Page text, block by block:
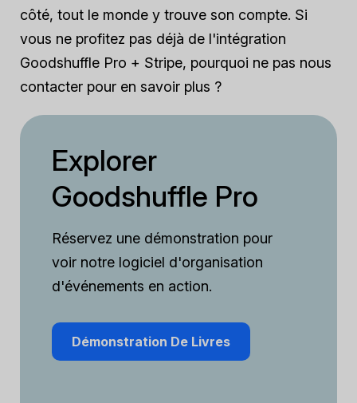
côté, tout le monde y trouve son compte. Si
vous ne profitez pas déjà de l'intégration
Goodshuffle Pro + Stripe, pourquoi ne pas nous
contacter pour en savoir plus ?
Explorer
Goodshuffle Pro
Réservez une démonstration pour
voir notre logiciel d'organisation
d'événements en action.
Démonstration De Livres